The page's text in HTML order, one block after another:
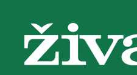
živa